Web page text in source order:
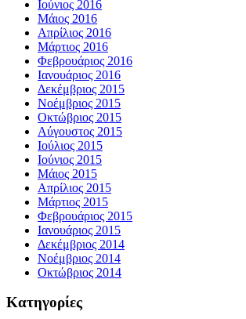
Ιούνιος 2016
Μάιος 2016
Απρίλιος 2016
Μάρτιος 2016
Φεβρουάριος 2016
Ιανουάριος 2016
Δεκέμβριος 2015
Νοέμβριος 2015
Οκτώβριος 2015
Αύγουστος 2015
Ιούλιος 2015
Ιούνιος 2015
Μάιος 2015
Απρίλιος 2015
Μάρτιος 2015
Φεβρουάριος 2015
Ιανουάριος 2015
Δεκέμβριος 2014
Νοέμβριος 2014
Οκτώβριος 2014
Kατηγορίες